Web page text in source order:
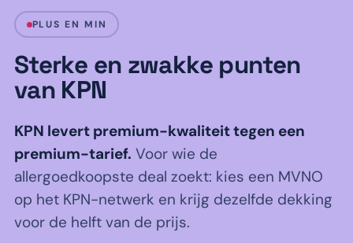
PLUS EN MIN
Sterke en zwakke punten
van KPN
KPN levert premium-kwaliteit tegen een
premium-tarief. Voor wie de
allergoedkoopste deal zoekt: kies een MVNO
op het KPN-netwerk en krijg dezelfde dekking
voor de helft van de prijs.